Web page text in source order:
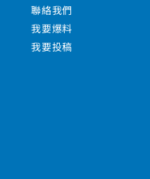
聯絡我們
我要爆料
我要投稿